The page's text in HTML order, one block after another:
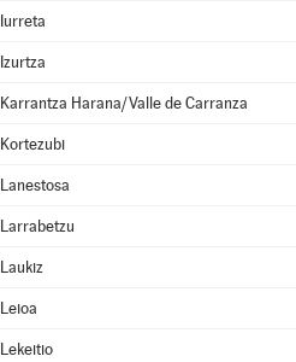
Iurreta
Izurtza
Karrantza Harana/Valle de Carranza
Kortezubi
Lanestosa
Larrabetzu
Laukiz
Leioa
Lekeitio